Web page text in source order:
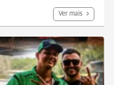
Ver mais